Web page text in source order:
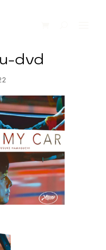
dvd